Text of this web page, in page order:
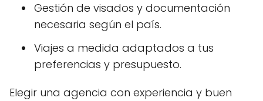
Gestión de visados y documentación
necesaria según el país.
Viajes a medida adaptados a tus
preferencias y presupuesto.
Elegir una agencia con experiencia y buen